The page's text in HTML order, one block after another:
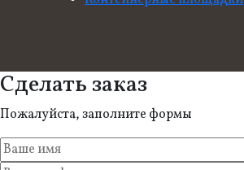
Сделать заказ
Пожалуйста, заполните формы